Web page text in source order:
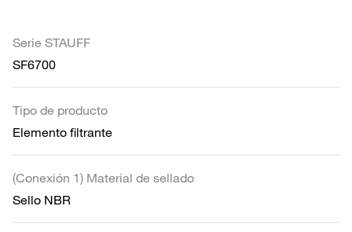
Serie STAUFF
SF6700
Tipo de producto
Elemento filtrante
(Conexión 1) Material de sellado
Sello NBR